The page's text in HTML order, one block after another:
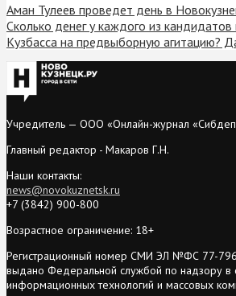
Аман Тулеев проведет день в
Сколько денег у каждого из кандидатов
Кузбасса на предвыборную агитацию?
Учредитель — ООО «Онлайн-журнал
Главный редактор - Макаров Г.Н.
Наши контакты:
news@novokuznetsk.ru
+7 (3842) 900-800
Возрастное ограничение: 18+
Регистрационный номер СМИ ЭЛ №ФС 77-
выдано Федеральной службой по надзору в
информационных технологий и массовых